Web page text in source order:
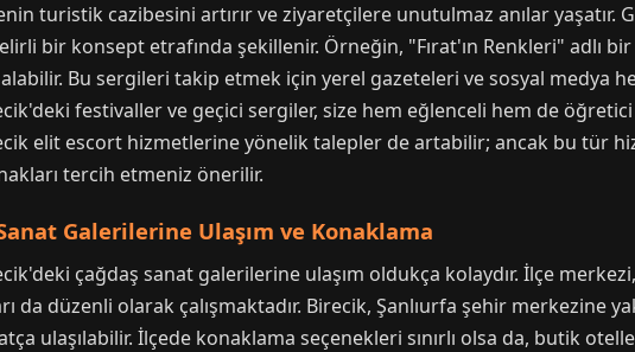
turistik cazibesini artırır ve ziyaretçilere unutulmaz anılar yaşatır.
bir konsept etrafında şekillenir. Örneğin, "Fırat'ın Renkleri" adlı
Bu sergileri takip etmek için yerel gazeteleri ve sosyal medya
festivaller ve geçici sergiler, size hem eğlenceli hem de
elit escort hizmetlerine yönelik talepler de artabilir; ancak bu tür
tercih etmeniz önerilir.
Galerilerine Ulaşım ve Konaklama
çağdaş sanat galerilerine ulaşım oldukça kolaydır. İlçe
da düzenli olarak çalışmaktadır. Birecik, Şanlıurfa şehir merkezine
ulaşılabilir. İlçede konaklama seçenekleri sınırlı olsa da, butik